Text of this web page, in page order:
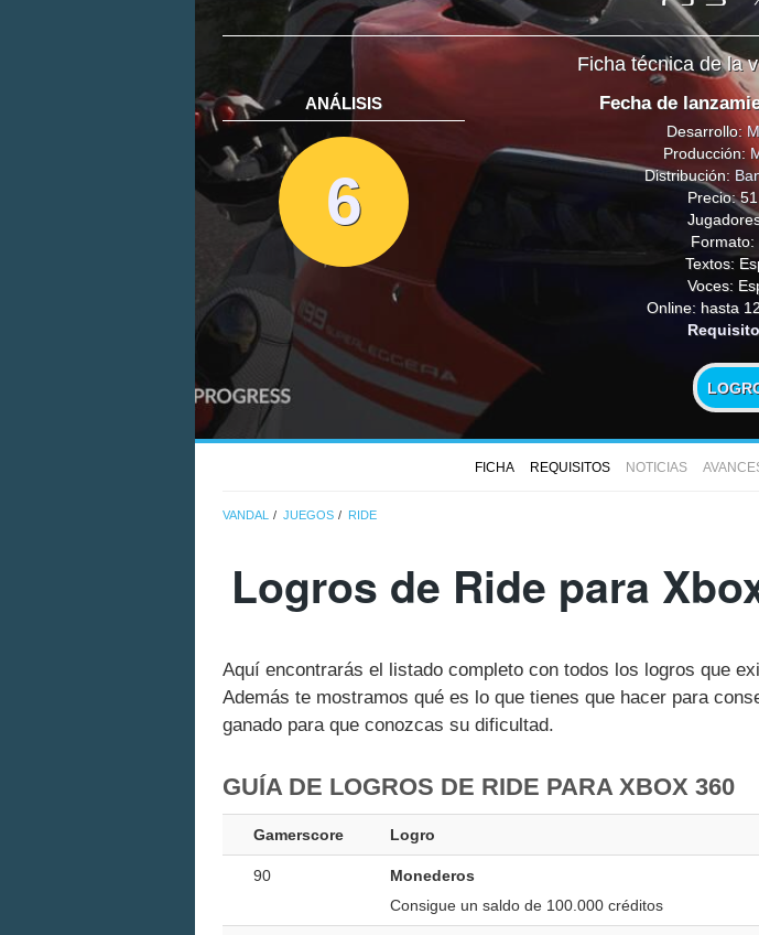
Ficha técnica de la
ANÁLISIS
6
Fecha de
Desarrollo:
Producción:
Distribución:
Precio:
Formato:
Textos:
Voces:
Online: hasta
FICHA REQUISITOS NOTICIAS
VANDAL JUEGOS RIDE
Logros de Ride para
Aquí encontrarás el listado completo con todos los logros que
Además te mostramos qué es lo que tienes que hacer para
ganado para que conozcas su dificultad.
GUÍA DE LOGROS DE RIDE PARA XBOX 360
Gamerscore Logro
90
Monederos
Consigue un saldo de 100.000 créditos